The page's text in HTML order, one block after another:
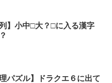
列】小中□大？□に入る漢字
理パズル】ドラクエ６に出て